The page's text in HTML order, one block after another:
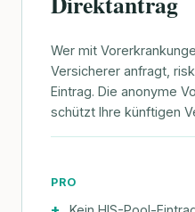
Wer mit
Versicherer anfragt,
Eintrag. Die anonyme
schützt Ihre künftigen
PRO